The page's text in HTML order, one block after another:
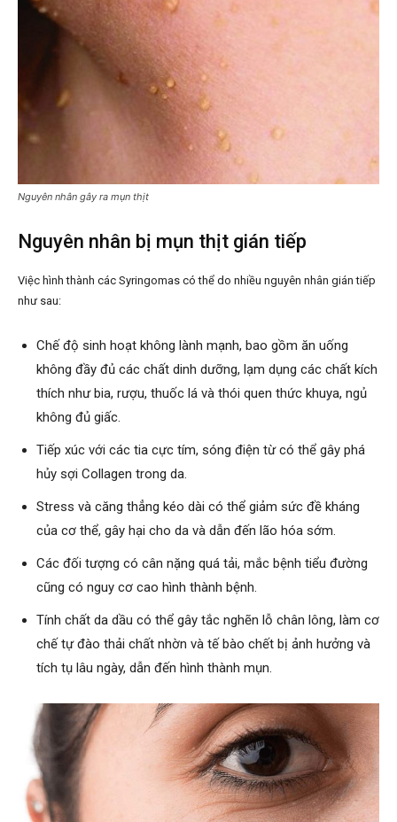
Nguyên nhân gây ra mụn thịt
Nguyên nhân bị mụn thịt gián tiếp
Việc hình thành các Syringomas có thể do nhiều nguyên nhân gián tiếp
như sau:
Chế độ sinh hoạt không lành mạnh, bao gồm ăn uống
không đầy đủ các chất dinh dưỡng, lạm dụng các chất kích
thích như bia, rượu, thuốc lá và thói quen thức khuya, ngủ
không đủ giấc.
Tiếp xúc với các tia cực tím, sóng điện từ có thể gây phá
hủy sợi Collagen trong da.
Stress và căng thẳng kéo dài có thể giảm sức đề kháng
của cơ thể, gây hại cho da và dẫn đến lão hóa sớm.
Các đối tượng có cân nặng quá tải, mắc bệnh tiểu đường
cũng có nguy cơ cao hình thành bệnh.
Tính chất da dầu có thể gây tắc nghẽn lỗ chân lông, làm cơ
chế tự đào thải chất nhờn và tế bào chết bị ảnh hưởng và
tích tụ lâu ngày, dẫn đến hình thành mụn.